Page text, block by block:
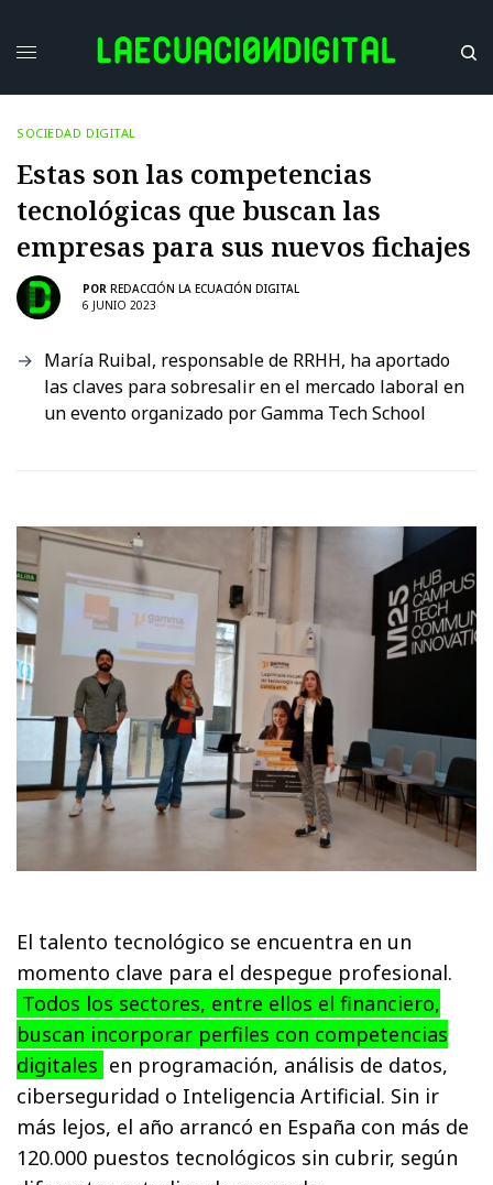
SOCIEDAD DIGITAL
Estas son las competencias
tecnológicas que buscan las
empresas para sus nuevos fichajes
POR REDACCIÓN LA ECUACIÓN DIGITAL
6 JUNIO 2023
María Ruibal, responsable de RRHH, ha aportado
las claves para sobresalir en el mercado laboral en
un evento organizado por Gamma Tech School
El talento tecnológico se encuentra en un
momento clave para el despegue profesional.
Todos los sectores, entre ellos el financiero,
buscan incorporar perfiles con competencias
digitales en programación, análisis de datos,
ciberseguridad o Inteligencia Artificial. Sin ir
más lejos, el año arrancó en España con más de
120.000 puestos tecnológicos sin cubrir, según